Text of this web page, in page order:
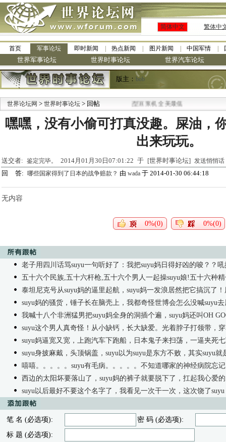
简体中文 繁体中
首页 军事论坛 即时新闻 热点新闻 图片新闻 中国军情
世界军事论坛 世界时事论坛 世界汽车论坛
版主： bob
世界论坛网 > 世界时事论坛 > 回帖
· 九阳全新免清洗型豆浆机 全美最低
嘿嘿，没有小偷可打真没趣。屎油，
出来玩玩。
送交者: 鉴定完毕。 2014月01月30日07:01:22 于 [世界时事论坛] 发送悄悄话
回 答: 哪些国家得到了日本的战争赔款？ 由 wada 于 2014-01-30 06:44:18
无内容
0%(0) 0%(0)
老子用四川话骂suyu一句听好了：我把suyu妈日得好凶的唆？？吼批麻了的suyu锤子吃多了的瓜麻批，爬求得远点哈suyu妈喊suyu批弯弯回去
五十六个民族,五十六杆枪,五十六个男人一起操suyu娘!五十六种精子汇成一个
泰坦尼克号从suyu妈的逼里起航，suyu妈一发浪居然把它搞沉了
suyu妈的骚货，锤子长在脑壳上，我都奇怪世博会怎么没喊suyu
我喊十八个非洲猛男把suyu妈全身的洞插个遍，suyu妈还叫OH GOOD
suyu这个男人真奇怪！从小缺钙，长大缺爱。光着脖子打领带，穿着裤头系皮带,难得做次爱，还搞的人家
suyu妈逼宽又宽，上跑汽车下跑船，日本鬼子来扫荡，一逼夹死七万三，还有三万要逃跑，suyu妈
suyu身披麻戴，头顶锅盖，suyu以为suyu是东方不败，其实suyu
嘻嘻。。。。。suyu有毛病。。。。。不知道哪家的神经病院忘
西边的太阳坏要落山了，suyu妈的裤子就要脱下了，扛起我心爱的大
suyu以后最好不要这个名字了，我看见一次干一次，这次饶了
笔 名 (必选项):
密 码 (必选项):
标 题 (必选项):